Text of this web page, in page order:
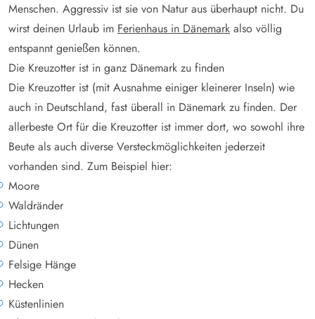
Menschen. Aggressiv ist sie von Natur aus überhaupt nicht. Du
wirst deinen Urlaub im Ferienhaus in Dänemark also völlig
entspannt genießen können.
Die Kreuzotter ist in ganz Dänemark zu finden
Die Kreuzotter ist (mit Ausnahme einiger kleinerer Inseln) wie
auch in Deutschland, fast überall in Dänemark zu finden. Der
allerbeste Ort für die Kreuzotter ist immer dort, wo sowohl ihre
Beute als auch diverse Versteckmöglichkeiten jederzeit
vorhanden sind. Zum Beispiel hier:
Moore
Waldränder
Lichtungen
Dünen
Felsige Hänge
Hecken
Küstenlinien